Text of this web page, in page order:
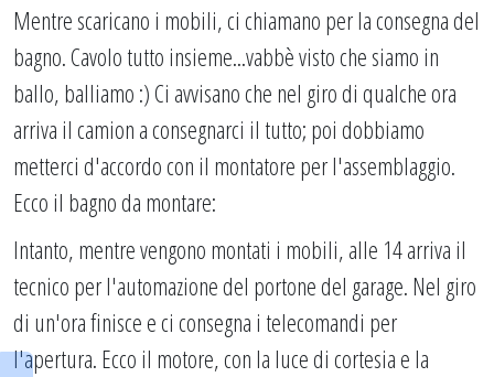
Mentre scaricano i mobili, ci chiamano per la consegna del
bagno. Cavolo tutto insieme...vabbè visto che siamo in
ballo, balliamo :) Ci avvisano che nel giro di qualche ora
arriva il camion a consegnarci il tutto; poi dobbiamo
metterci d'accordo con il montatore per l'assemblaggio.
Ecco il bagno da montare:
Intanto, mentre vengono montati i mobili, alle 14 arriva il
tecnico per l'automazione del portone del garage. Nel giro
di un'ora finisce e ci consegna i telecomandi per
l'apertura. Ecco il motore, con la luce di cortesia e la